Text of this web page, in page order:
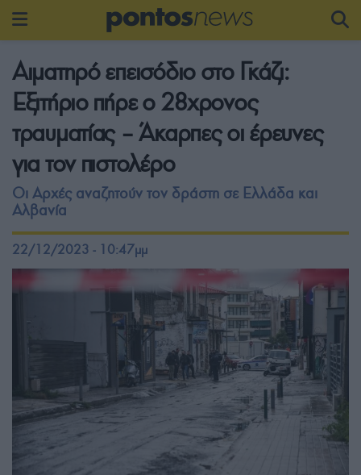
Αιματηρό επεισόδιο στο Γκάζι:
Εξιτήριο πήρε ο 28χρονος
τραυματίας – Άκαρπες οι έρευνες
για τον πιστολέρο
Οι Αρχές αναζητούν τον δράστη σε Ελλάδα και
Αλβανία
22/12/2023 - 10:47μμ